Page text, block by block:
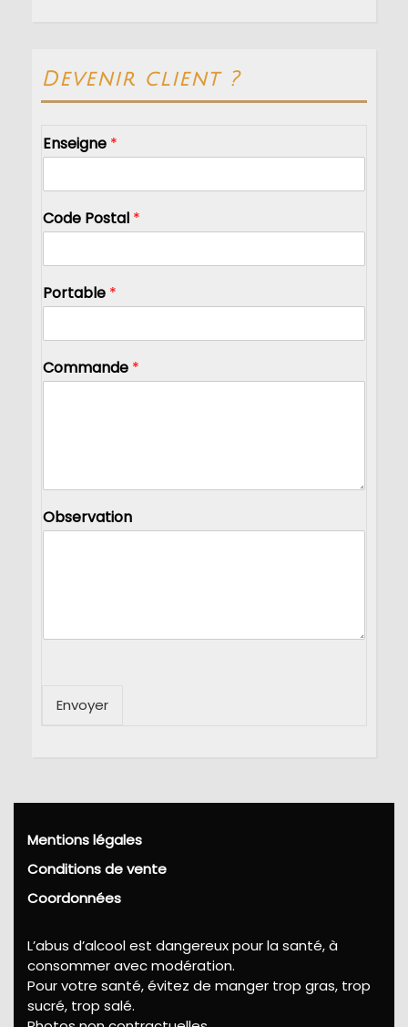
Devenir client ?
Enseigne *
Code Postal *
Portable *
Commande *
Observation
Envoyer
Mentions légales
Conditions de vente
Coordonnées
L’abus d’alcool est dangereux pour la santé, à
consommer avec modération.
Pour votre santé, évitez de manger trop gras, trop
sucré, trop salé.